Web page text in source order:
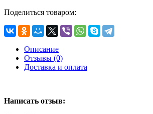
Поделиться товаром:
Описание
Отзывы (0)
Доставка и оплата
Написать отзыв: